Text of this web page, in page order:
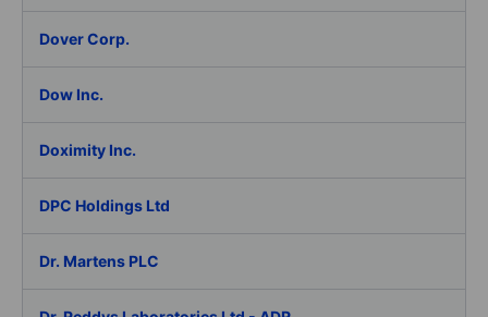
Dover Corp.
Dow Inc.
Doximity Inc.
DPC Holdings Ltd
Dr. Martens PLC